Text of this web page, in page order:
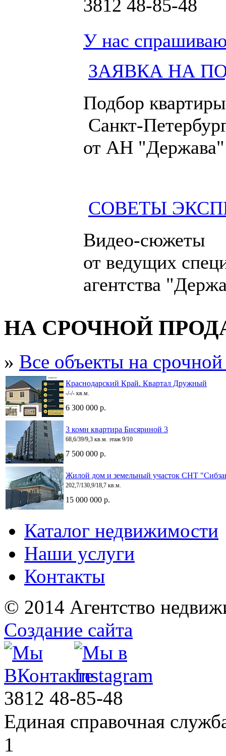
3812 48-85-48
У нас
ЗАЯВКА НА
Подбор
Санкт-
от АН "Держава"
СОВЕТЫ
Видео-сюжеты
от ведущих
агентства
НА СРОЧНОЙ
» Все объекты на
Краснодарский Край. Квартал Дружный
-/-/- кв.м.
6 300 000 р.
3 комн квартира Бисяриной 3
68,6/39/9,3 кв.м. этаж 9/10
7 500 000 р.
Жилой дом и земельный участок СНТ
202,7/130,9/18,7 кв.м.
15 000 000 р.
Каталог недвижимости
Наши услуги
Контакты
© 2014 Агентство
Создание сайта
3812 48-85-48
Единая справочная
1